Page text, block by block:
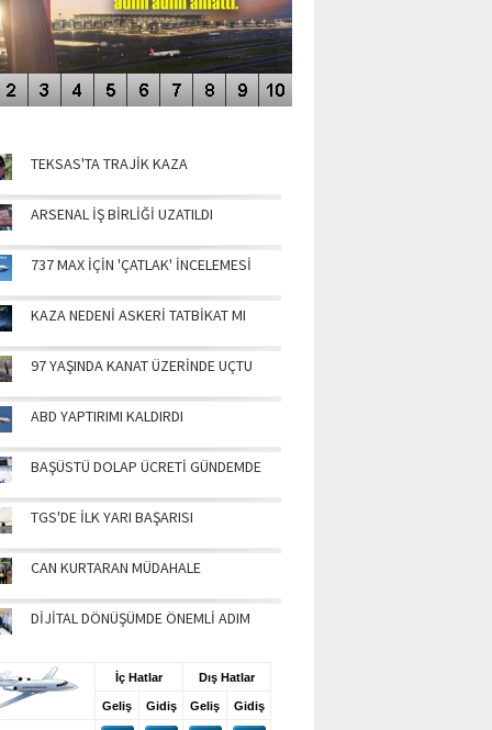
TEKSAS'TA TRAJİK KAZA
ARSENAL İŞ BİRLİĞİ UZATILDI
737 MAX İÇİN 'ÇATLAK' İNCELEMESİ
KAZA NEDENİ ASKERİ TATBİKAT MI
97 YAŞINDA KANAT ÜZERİNDE UÇTU
ABD YAPTIRIMI KALDIRDI
BAŞÜSTÜ DOLAP ÜCRETİ GÜNDEMDE
TGS'DE İLK YARI BAŞARISI
CAN KURTARAN MÜDAHALE
DİJİTAL DÖNÜŞÜMDE ÖNEMLİ ADIM
İç Hatlar Dış Hatlar
Geliş Gidiş Geliş Gidiş